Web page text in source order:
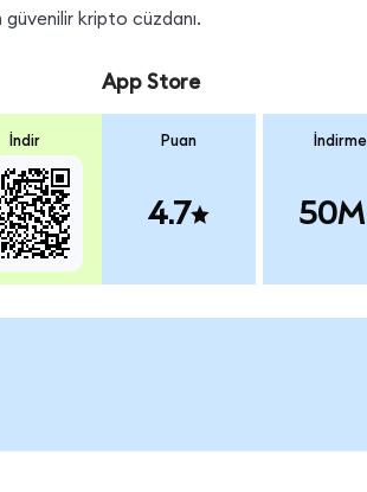
güvenilir kripto cüzdanı.
İndir
App Store
Puan
4.7
İndirme